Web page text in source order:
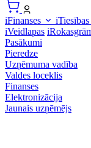
iFinanses iTiesības
iVeidlapas
Pasākumi
Pieredze
Uzņēmuma vadība
Valdes loceklis
Finanses
Elektronizācija
Jaunais uzņēmējs